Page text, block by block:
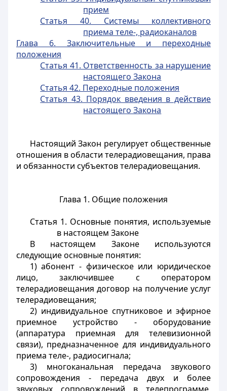
прием
Статья 40. Системы коллективного
приема теле-, радиоканалов
Глава 6. Заключительные и переходные
положения
Статья 41. Ответственность за нарушение
настоящего Закона
Статья 42. Переходные положения
Статья 43. Порядок введения в действие
настоящего Закона
Настоящий Закон регулирует общественные
отношения в области телерадиовещания, права
и обязанности субъектов телерадиовещания.
Глава 1. Общие положения
Статья 1. Основные понятия, используемые
в настоящем Законе
В настоящем Законе используются
следующие основные понятия:
1) абонент - физическое или юридическое
лицо, заключившее с оператором
телерадиовещания договор на получение услуг
телерадиовещания;
2) индивидуальное спутниковое и эфирное
приемное устройство - оборудование
(аппаратура приемная для телевизионной
связи), предназначенное для индивидуального
приема теле-, радиосигнала;
3) многоканальная передача звукового
сопровождения - передача двух и более